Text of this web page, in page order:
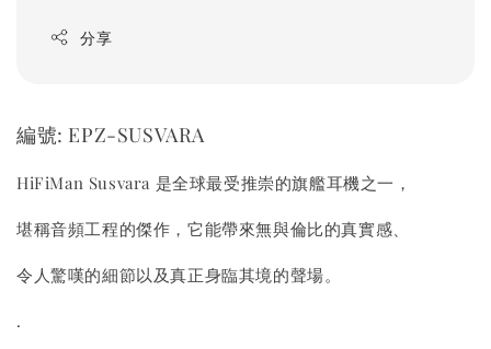
分享
編號: EPZ-SUSVARA
HiFiMan Susvara 是全球最受推崇的旗艦耳機之一，
堪稱音頻工程的傑作，它能帶來無與倫比的真實感、
令人驚嘆的細節以及真正身臨其境的聲場。
.